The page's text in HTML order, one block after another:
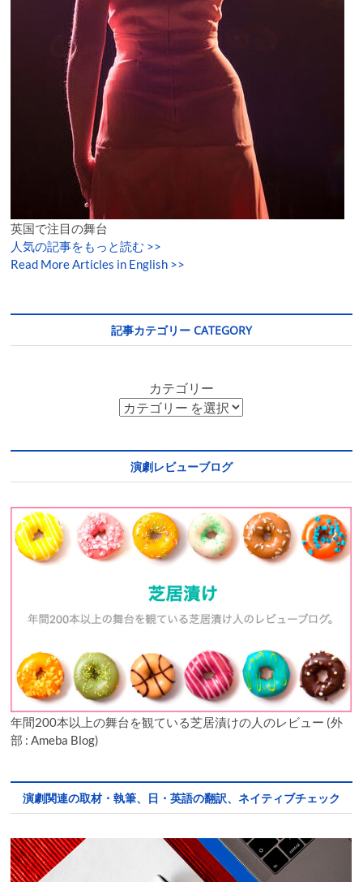
英国で注目の舞台
人気の記事をもっと読む >>
Read More Articles in English >>
記事カテゴリー CATEGORY
カテゴリー
演劇レビューブログ
年間200本以上の舞台を観ている芝居漬けの人のレビュー (外
部 : Ameba Blog)
演劇関連の取材・執筆、日・英語の翻訳、ネイティブチェック